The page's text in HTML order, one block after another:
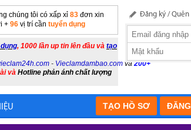
chúng tôi có xấp xỉ 83 đơn xin
+ 96 vị trí cần tuyển dụng
, 1000 lần up tin lên đầu và tạo
- Vieclamdambao.com và 200+
và Hotline phản ánh chất lượng
Đăng ký /Quên
TẠO HỒ SƠ